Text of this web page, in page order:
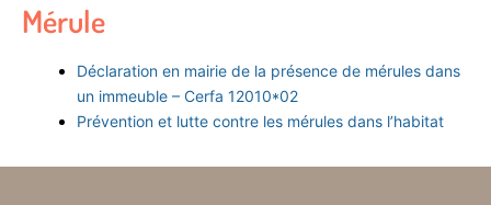
Mérule
Déclaration en mairie de la présence de mérules dans
un immeuble – Cerfa 12010*02
Prévention et lutte contre les mérules dans l’habitat